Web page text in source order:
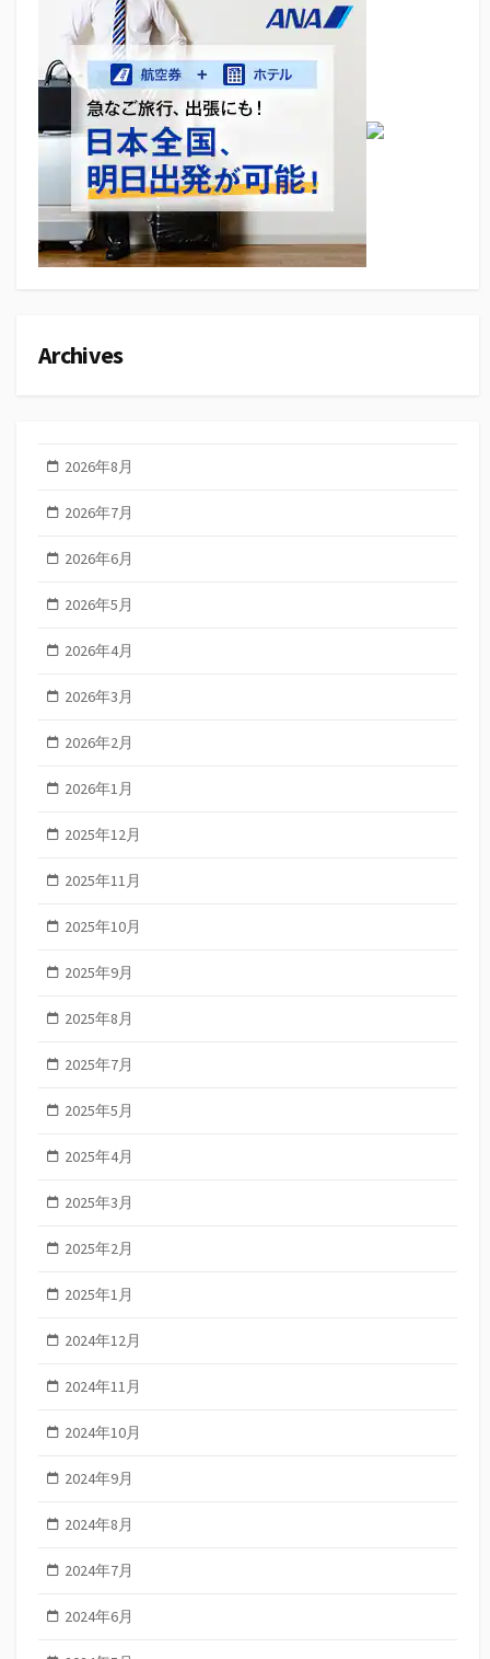
Archives
2026年8月
2026年7月
2026年6月
2026年5月
2026年4月
2026年3月
2026年2月
2026年1月
2025年12月
2025年11月
2025年10月
2025年9月
2025年8月
2025年7月
2025年5月
2025年4月
2025年3月
2025年2月
2025年1月
2024年12月
2024年11月
2024年10月
2024年9月
2024年8月
2024年7月
2024年6月